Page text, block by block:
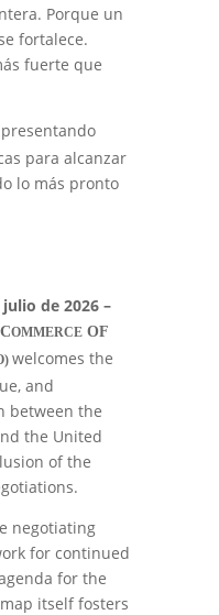
Porque un
fortalece.
fuerte que
para alcanzar
lo más pronto
de 2026 –
OMMERCEOF
welcomes the
and
between the
the United
of the
negotiating
for continued
for the
itself fosters